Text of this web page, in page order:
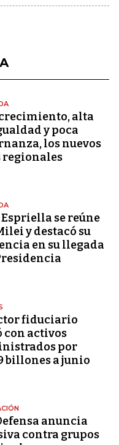
alta
y poca
los nuevos
regionales
Espriella se reúne
y destacó su
en su llegada
fiduciario
con activos
por
billones a junio
anuncia
contra grupos